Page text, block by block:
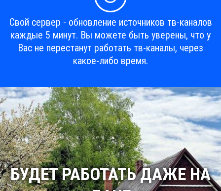
Свой сервер - обновление источников тв-каналов
каждые 5 минут. Вы можете быть уверены, что у
Вас не перестанут работать тв-каналы, через
какое-либо время.
БУДЕТ РАБОТАТЬ ДАЖЕ НА